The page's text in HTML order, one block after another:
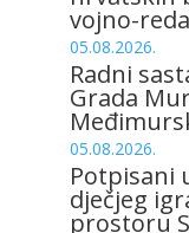
vojno-
05.08.2026.
Radni
Grada
05.08.2026.
Potpisani
dječjeg
prostoru